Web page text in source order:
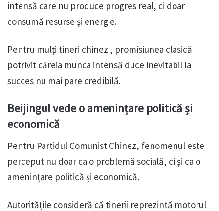
intensă care nu produce progres real, ci doar
consumă resurse și energie.
Pentru mulți tineri chinezi, promisiunea clasică
potrivit căreia munca intensă duce inevitabil la
succes nu mai pare credibilă.
Beijingul vede o amenințare politică și
economică
Pentru Partidul Comunist Chinez, fenomenul este
perceput nu doar ca o problemă socială, ci și ca o
amenințare politică și economică.
Autoritățile consideră că tinerii reprezintă motorul